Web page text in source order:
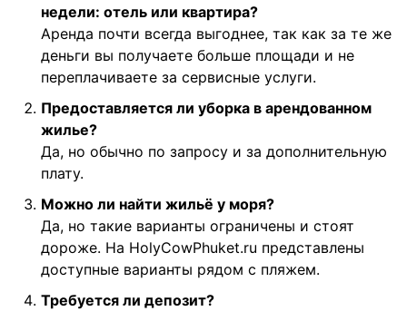
недели: отель или квартира?
Аренда почти всегда выгоднее, так как за те же
деньги вы получаете больше площади и не
переплачиваете за сервисные услуги.
Предоставляется ли уборка в арендованном
жилье?
Да, но обычно по запросу и за дополнительную
плату.
Можно ли найти жильё у моря?
Да, но такие варианты ограничены и стоят
дороже. На HolyCowPhuket.ru представлены
доступные варианты рядом с пляжем.
Требуется ли депозит?